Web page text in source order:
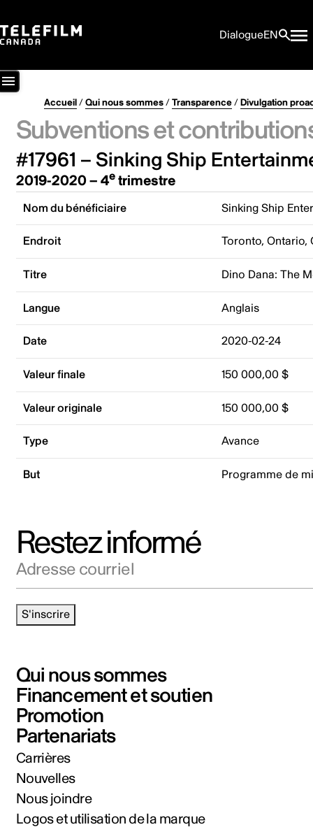
DialogueEN
Accueil/Qui nous sommes/Transparence/Divulgation
Subventions et
#17961 – Sinking Ship
2019-2020 – 4etrimestre
Nom du bénéficiaire Sinking Ship
Endroit Toronto, Ontario,
Titre Dino Dana: The
Langue Anglais
Date 2020-02-24
Valeur finale 150 000,00 $
Valeur originale 150 000,00 $
Type Avance
But Programme de
Restez informé
S'inscrire
Qui nous sommes
Financement et soutien
Promotion
Partenariats
Carrières
Nouvelles
Nous joindre
Logos et utilisation de la marque